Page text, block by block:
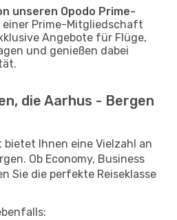
unseren Opodo Prime-
einer Prime-Mitgliedschaft
Angebote für Flüge,
und genießen dabei
die Aarhus - Bergen
Ihnen eine Vielzahl an
Ob Economy, Business
Sie die perfekte Reiseklasse